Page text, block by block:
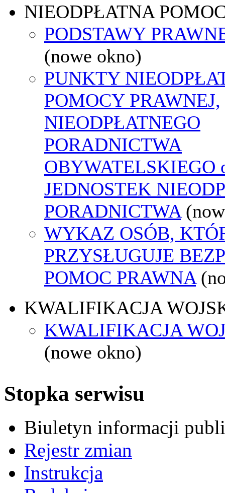
NIEODPŁATNA
PODSTAWY
(nowe okno)
PUNKTY
POMOCY PRAWNEJ,
NIEODPŁATNEGO
PORADNICTWA
OBYWATELSKIEGO
JEDNOSTEK
PORADNICTWA
WYKAZ OSÓB,
PRZYSŁUGUJE
POMOC PRAWNA
KWALIFIKACJA
KWALIFIKACJA
(nowe okno)
Stopka serwisu
Biuletyn informacji
Rejestr zmian
Instrukcja